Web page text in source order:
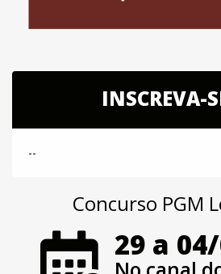
INSCREVA-
--
Concurso PGM
29 a